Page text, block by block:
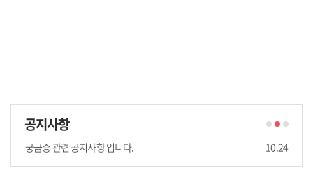
공지사항
(주)서울지공 추석휴무 공지입니다.
(주) 서울지공 하계휴가 기간 공지 입니다.
궁금증 관련 공지사항 입니다.
10.24
(주)서울지공 추석휴무 공지입니다.
08.30